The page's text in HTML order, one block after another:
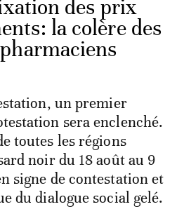
des prix
la colère des
un premier
sera enclenché.
toutes les régions
noir du 18 août au 9
signe de contestation et
du dialogue social gelé.